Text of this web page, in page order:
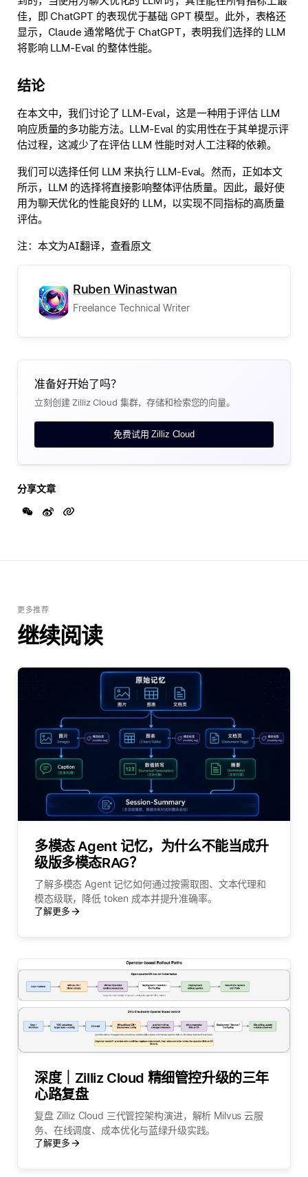
准备好开始了吗？
立刻创建 Zilliz Cloud 集群，存储和检索您的向量。
免费试用 Zilliz Cloud
分享文章
佳，即 ChatGPT 的表现优于基础 GPT 模型。此外，表格还
显示，Claude 通常略优于 ChatGPT，表明我们选择的 LLM
将影响 LLM-Eval 的整体性能。
结论
在本文中，我们讨论了 LLM-Eval，这是一种用于评估 LLM
响应质量的多功能方法。LLM-Eval 的实用性在于其单提示评
估过程，这减少了在评估 LLM 性能时对人工注释的依赖。
我们可以选择任何 LLM 来执行 LLM-Eval。然而，正如本文
所示，LLM 的选择将直接影响整体评估质量。因此，最好使
用为聊天优化的性能良好的 LLM，以实现不同指标的高质量
评估。
注：本文为AI翻译， 查看原文
Ruben Winastwan
Freelance Technical Writer
更多推荐
继续阅读
多模态 Agent 记忆，为什么不能当成升
级版多模态RAG？
了解多模态 Agent 记忆如何通过按需取图、文本代理和
模态级联，降低 token 成本并提升准确率。
了解更多
深度｜Zilliz Cloud 精细管控升级的三年
心路复盘
复盘 Zilliz Cloud 三代管控架构演进，解析 Milvus 云服
务、在线调度、成本优化与蓝绿升级实践。
了解更多